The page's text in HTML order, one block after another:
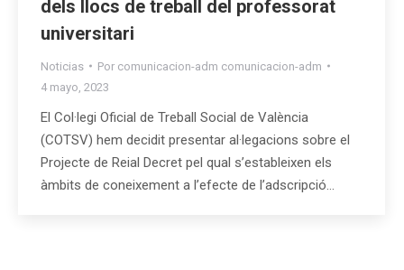
dels llocs de treball del professorat
universitari
Noticias Por comunicacion-adm comunicacion-adm
4 mayo, 2023
El Col·legi Oficial de Treball Social de València
(COTSV) hem decidit presentar al·legacions sobre el
Projecte de Reial Decret pel qual s’estableixen els
àmbits de coneixement a l’efecte de l’adscripció…